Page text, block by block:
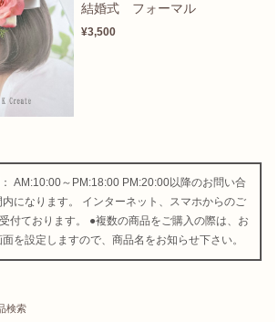
結婚式 フォーマル
¥3,500
AM:10:00～PM:18:00 PM:20:00以降のお問い合
になります。 インターネット、スマホからのご
付ております。 ●複数の商品をご購入の際は、お
を設定しますので、商品名をお知らせ下さい。
検索